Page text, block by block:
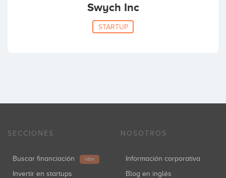
Swych Inc
STARTUP
SECCIONES
Buscar financiación NEW
Invertir en startups
NOSOTROS
Información corporativa
Blog en inglés